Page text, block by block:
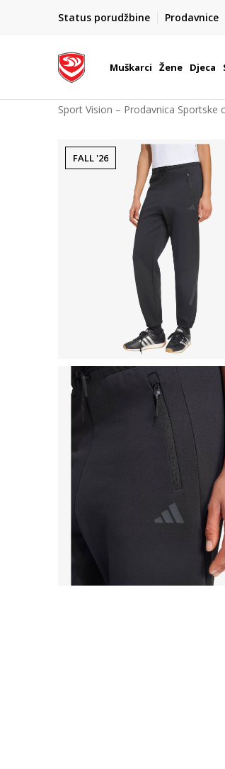
Status porudžbine Prodavnice
POZOVITE NAS NA :
Pon-Pet od
Muškarci Žene Djeca
Sport Vision – Prodavnica Sportske
FALL '26